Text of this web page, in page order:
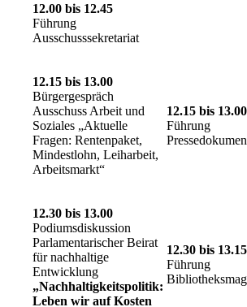
12.00 bis 12.45
Führung
Ausschusssekretariat
12.15 bis 13.00
Bürgergespräch
Ausschuss Arbeit und
Soziales „Aktuelle
Fragen: Rentenpaket,
Mindestlohn, Leiharbeit,
Arbeitsmarkt“
12.15 bis 13.00
Führung
12.30 bis 13.00
Podiumsdiskussion
Parlamentarischer Beirat
für nachhaltige
Entwicklung
„Nachhaltigkeitspolitik:
Leben wir auf Kosten
12.30 bis 13.15
Führung